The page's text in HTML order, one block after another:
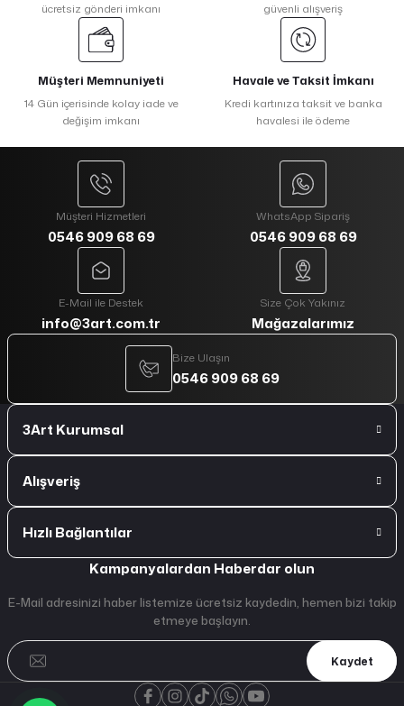
ücretsiz gönderi imkanı
güvenli alışveriş
Müşteri Memnuniyeti
14 Gün içerisinde kolay iade ve
değişim imkanı
Havale ve Taksit İmkanı
Kredi kartınıza taksit ve banka
havalesi ile ödeme
Müşteri Hizmetleri
0546 909 68 69
WhatsApp Sipariş
0546 909 68 69
E-Mail ile Destek
info@3art.com.tr
Size Çok Yakınız
Mağazalarımız
Bize Ulaşın
0546 909 68 69
3Art Kurumsal
Alışveriş
Hızlı Bağlantılar
Kampanyalardan Haberdar olun
E-Mail adresinizi haber listemize ücretsiz kaydedin, hemen bizi takip
etmeye başlayın.
Kaydet